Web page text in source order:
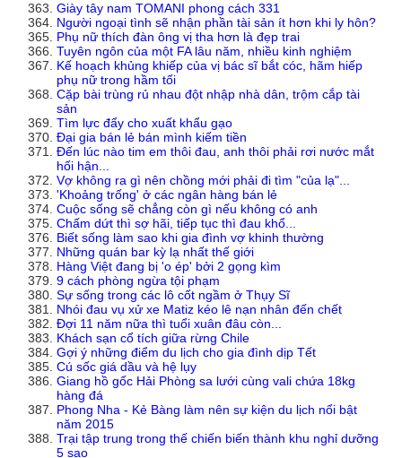
Giày tây nam TOMANI phong cách 331
Người ngoại tình sẽ nhận phần tài sản ít hơn khi ly hôn?
Phụ nữ thích đàn ông vị tha hơn là đẹp trai
Tuyên ngôn của một FA lâu năm, nhiều kinh nghiệm
Kế hoạch khủng khiếp của vị bác sĩ bắt cóc, hãm hiếp
phụ nữ trong hầm tối
Cặp bài trùng rủ nhau đột nhập nhà dân, trộm cắp tài
sản
Tìm lực đẩy cho xuất khẩu gạo
Đại gia bán lẻ bán mình kiếm tiền
Đến lúc nào tim em thôi đau, anh thôi phải rơi nước mắt
hối hận...
Vợ không ra gì nên chồng mới phải đi tìm "của lạ"...
'Khoảng trống' ở các ngân hàng bán lẻ
Cuộc sống sẽ chẳng còn gì nếu không có anh
Chấm dứt thì sợ hãi, tiếp tục thì đau khổ...
Biết sống làm sao khi gia đình vợ khinh thường
Những quán bar kỳ lạ nhất thế giới
Hàng Việt đang bị 'o ép' bởi 2 gọng kìm
9 cách phòng ngừa tội phạm
Sự sống trong các lô cốt ngầm ở Thụy Sĩ
Nhói đau vụ xử xe Matiz kéo lê nạn nhân đến chết
Đợi 11 năm nữa thì tuổi xuân đâu còn...
Khách sạn cổ tích giữa rừng Chile
Gợi ý những điểm du lịch cho gia đình dịp Tết
Cú sốc giá dầu và hệ lụy
Giang hồ gốc Hải Phòng sa lưới cùng vali chứa 18kg
hàng đá
Phong Nha - Kẻ Bàng làm nên sự kiện du lịch nổi bật
năm 2015
Trại tập trung trong thế chiến biến thành khu nghỉ dưỡng
5 sao